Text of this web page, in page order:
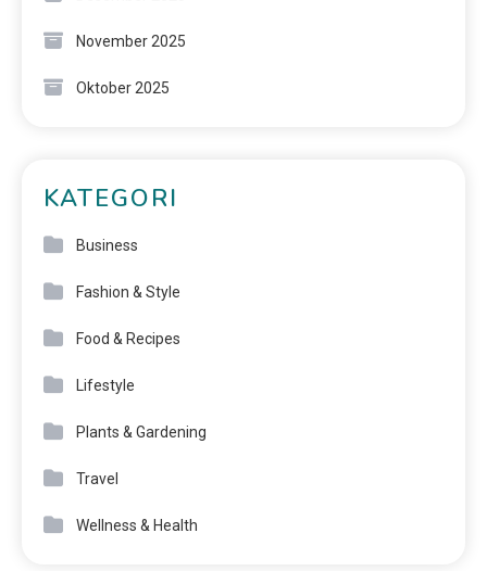
November 2025
Oktober 2025
KATEGORI
Business
Fashion & Style
Food & Recipes
Lifestyle
Plants & Gardening
Travel
Wellness & Health